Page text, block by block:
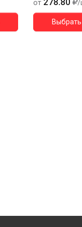
от 278.80 /